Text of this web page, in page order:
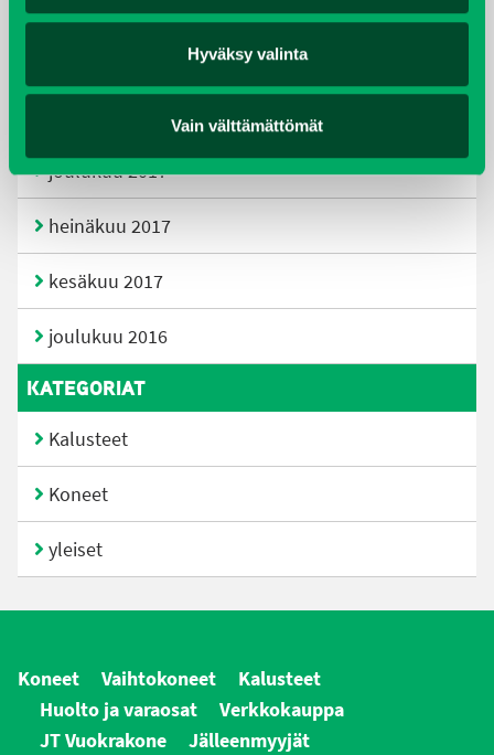
Hyväksy valinta
Vain välttämättömät
tammikuu 2018
joulukuu 2017
heinäkuu 2017
kesäkuu 2017
joulukuu 2016
KATEGORIAT
Kalusteet
Koneet
yleiset
Koneet Vaihtokoneet
Kalusteet
Huolto ja varaosat
Verkkokauppa
JT Vuokrakone
Jälleenmyyjät